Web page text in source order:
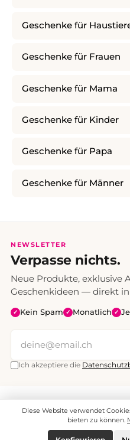
Geschenke für
Geschenke für Frauen
Geschenke für Mama
Geschenke für Kinder
Geschenke für Papa
Geschenke für Männer
NEWSLETTER
Verpasse nichts.
Neue Produkte, exklusive
Geschenkideen — direkt
✓ Kein Spam ✓ Monatlich ✓
Ich akzeptiere die
© 2008 - 2026
Diese Website verwendet
bieten zu können.